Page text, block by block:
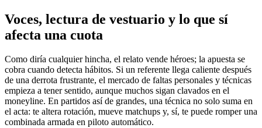
Voces, lectura de vestuario y lo que sí
afecta una cuota
Como diría cualquier hincha, el relato vende héroes; la apuesta se
cobra cuando detecta hábitos. Si un referente llega caliente después
de una derrota frustrante, el mercado de faltas personales y técnicas
empieza a tener sentido, aunque muchos sigan clavados en el
moneyline. En partidos así de grandes, una técnica no solo suma en
el acta: te altera rotación, mueve matchups y, sí, te puede romper una
combinada armada en piloto automático.